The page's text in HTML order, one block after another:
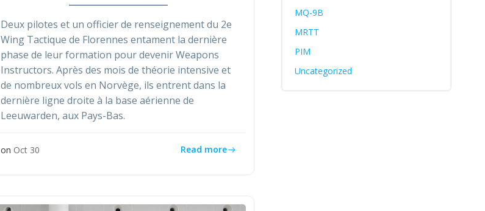
Deux pilotes et un officier de renseignement du 2e
Wing Tactique de Florennes entament la dernière
phase de leur formation pour devenir Weapons
Instructors. Après des mois de théorie intensive et
de nombreux vols en Norvège, ils entrent dans la
dernière ligne droite à la base aérienne de
Leeuwarden, aux Pays-Bas.
on Oct 30 Read more
MQ-9B
MRTT
PIM
Uncategorized